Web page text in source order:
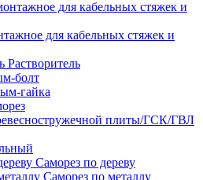
для кабельных стяжек и
Растворитель
болт
гайка
плиты/ГСК/ГВЛ
Саморез по дереву
Саморез по металлу